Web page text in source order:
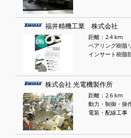
福井精機工業 株式会社
距離：2.4 km
ベアリング樹脂
インサート樹脂
株式会社 光電機製作所
距離：2.6 km
動力・制御・操
電装・配線工事